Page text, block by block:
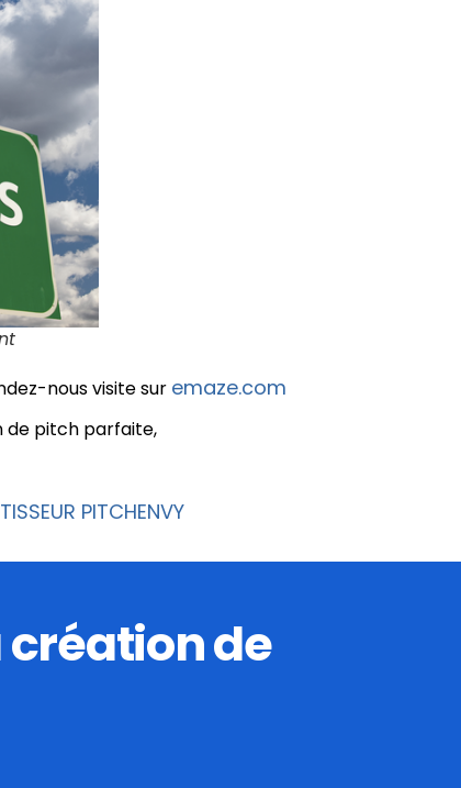
nous visite sur emaze.com
de pitch parfaite,
PITCHENVY
création de